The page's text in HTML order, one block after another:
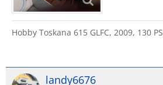
Hobby Toskana 615 GLFC, 2009, 130 PS
landy6676